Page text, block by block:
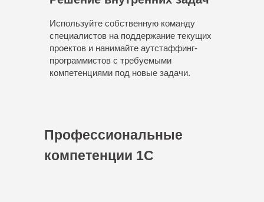
Используйте собственную команду
специалистов на поддержание текущих
проектов и нанимайте аутстаффинг-
программистов с требуемыми
компетенциями под новые задачи.
Профессиональные
компетенции 1С